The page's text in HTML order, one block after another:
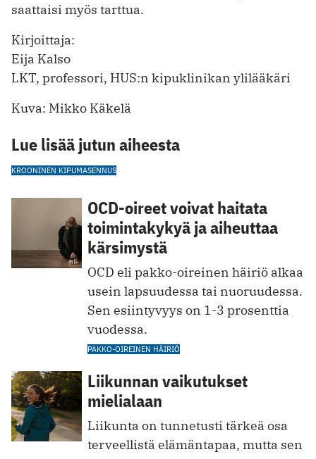
saattaisi myös tarttua.
Kirjoittaja:
Eija Kalso
LKT, professori, HUS:n kipuklinikan ylilääkäri
Kuva: Mikko Käkelä
Lue lisää jutun aiheesta
KROONINEN KIPUMASENNUS
OCD-oireet voivat haitata
toimintakykyä ja aiheuttaa
kärsimystä
OCD eli pakko-oireinen häiriö alkaa
usein lapsuudessa tai nuoruudessa.
Sen esiintyvyys on 1-3 prosenttia
vuodessa.
PAKKO-OIREINEN HÄIRIÖ
Liikunnan vaikutukset
mielialaan
Liikunta on tunnetusti tärkeä osa
terveellistä elämäntapaa, mutta sen